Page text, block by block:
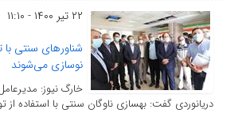
۲۲ تیر ۱۴۰۰ - ۱۱:۱۰
شناورهای سنتی
نوسازی می‌شوند
خارگ نیوز:
دریانوردی گفت: بهسازی ناوگان سنتی با استفاده از